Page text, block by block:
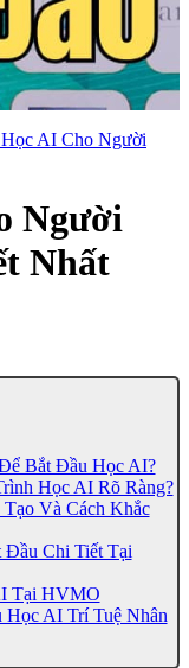
AI Cho Người
Người
Nhất
Bắt Đầu Học AI?
Học AI Rõ Ràng?
Và Cách Khắc
Chi Tiết Tại
Tại HVMO
AI Trí Tuệ Nhân